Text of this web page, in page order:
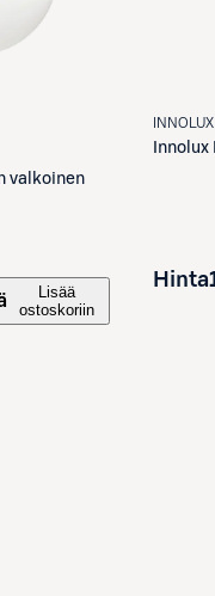
valkoinen
Lisää
ostoskoriin
INNOLUX
Innolux
Hinta